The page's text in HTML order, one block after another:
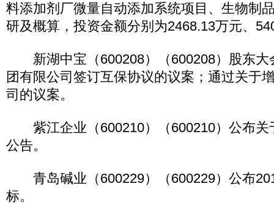
料添加剂厂微量自动添加系统项目、生物制
研及概算，投资金额分别为2468.13万元、
新湖中宝（600208）（600208）股东大
团有限公司签订互保协议的议案；通过关于
司的议案。
紫江企业（600210）（600210）公布关
公告。
青岛碱业（600229）（600229）公布
标。